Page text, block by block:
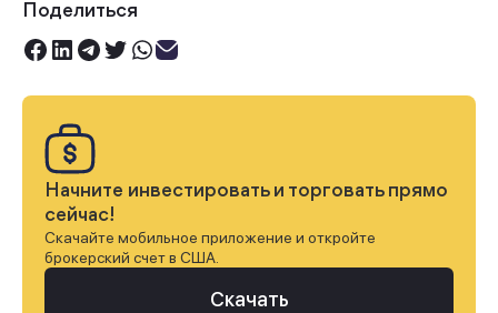
Поделиться
Начните инвестировать и торговать прямо
сейчас!
Скачайте мобильное приложение и откройте
брокерский счет в США.
Скачать